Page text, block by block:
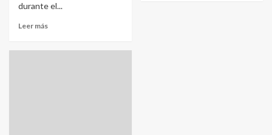
durante el...
Leer más